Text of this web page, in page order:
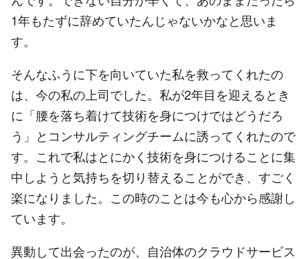
1年もたずに辞めていたんじゃないかなと思いま
す。
そんなふうに下を向いていた私を救ってくれたの
は、今の私の上司でした。私が2年目を迎えるとき
に「腰を落ち着けて技術を身につけではどうだろ
う」とコンサルティングチームに誘ってくれたので
す。これで私はとにかく技術を身につけることに集
中しようと気持ちを切り替えることができ、すごく
楽になりました。この時のことは今も心から感謝し
ています。
異動して出会ったのが、自治体のクラウドサービス